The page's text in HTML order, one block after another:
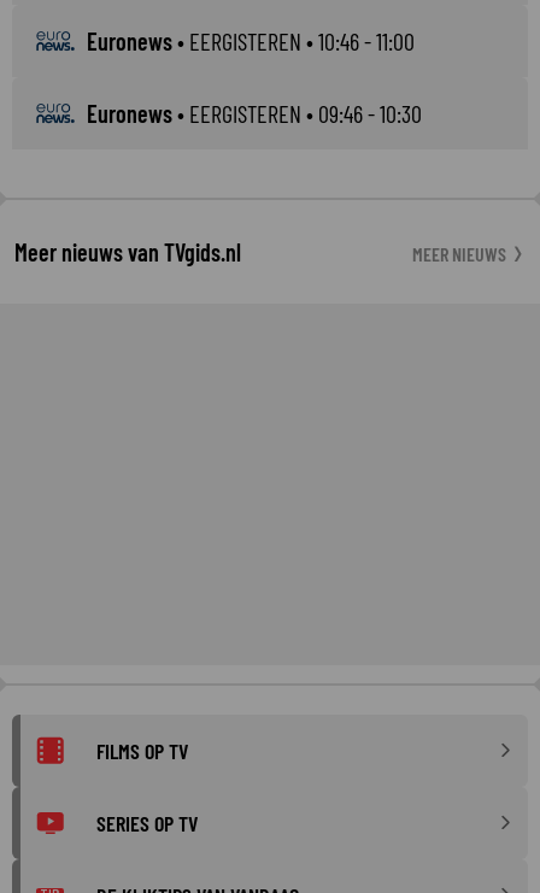
Euronews• EERGISTEREN • 10:46 - 11:00
Euronews• EERGISTEREN • 09:46 - 10:30
Meer nieuws van TVgids.nl MEER NIEUWS
FILMS OP TV
SERIES OP TV